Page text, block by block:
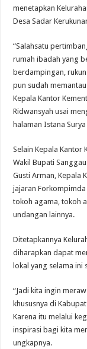
menetapkan
Desa Sadar
“Salahsatu
rumah ibadah yang
berdampingan,
pun sudah
Kepala Kantor
Ridwansyah usai
halaman Istana
Selain Kepala Kantor
Wakil Bupati
Gusti Arman, Kepala
jajaran Forkompimda
tokoh agama, tokoh
undangan lainnya.
Ditetapkannya
diharapkan dapat
lokal yang selama ini
“Jadi kita ingin
khususnya di
Karena itu melalui
inspirasi bagi kita
ungkapnya.